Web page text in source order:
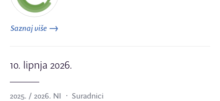
Saznaj više
10. lipnja 2026.
2025. / 2026. NI Suradnici